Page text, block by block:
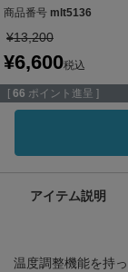
商品番号 mlt5136
¥13,200
¥6,600税込
[ 66 ポイント進呈 ]
アイテム説明
温度調整機能を持